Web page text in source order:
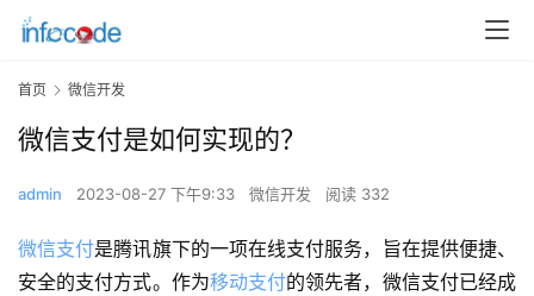
首页 微信开发
微信支付是如何实现的？
admin 2023-08-27 下午9:33 微信开发 阅读 332
微信支付是腾讯旗下的一项在线支付服务，旨在提供便捷、
安全的支付方式。作为移动支付的领先者，微信支付已经成